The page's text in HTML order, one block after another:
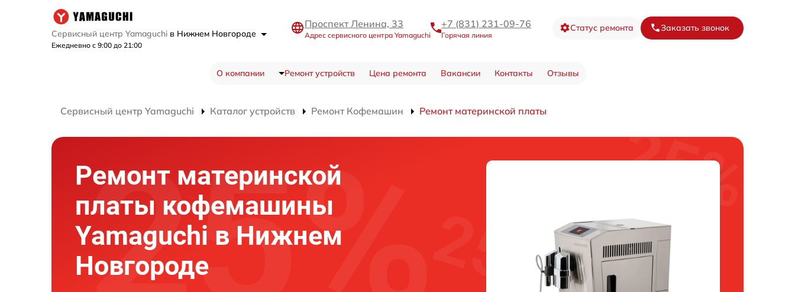
Сервисный центр Yamaguchi в Нижнем Новгороде
Ежедневно с 9:00 до 21:00
Проспект Ленина, 33
Адрес сервисного центра Yamaguchi
+7 (831) 231-09-76
Горячая линия
Статус ремонта Заказать звонок
О компании Ремонт устройств Цена ремонта Вакансии Контакты Отзывы
Сервисный центр Yamaguchi Каталог устройств Ремонт Кофемашин Ремонт материнской платы
Ремонт материнской
платы кофемашины
Yamaguchi в Нижнем
Новгороде